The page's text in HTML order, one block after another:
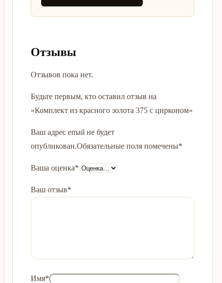
Отзывы
Отзывов пока нет.
Будьте первым, кто оставил отзыв на
«Комплект из красного золота 375 с цирконом»
Ваш адрес email не будет
опубликован.Обязательные поля помечены*
Ваша оценка*
Ваш отзыв*
Имя*